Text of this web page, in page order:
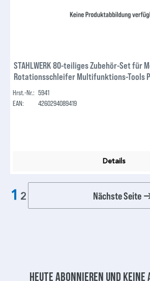
STAHLWERK 80-teiliges Zubehör-Set für
Rotationsschleifer Multifunktions-Tools
Entgraten Gravieren
Hrst.-Nr.: 5941
EAN:
4260294089419
Details
1 2 Nächste Seite
Heute abonnieren und